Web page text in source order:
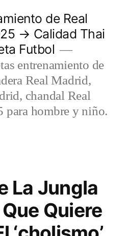
de Real
→ Calidad Thai
Futbol
entrenamiento de
Real Madrid,
chandal Real
hombre y niño.
La Jungla
Quiere